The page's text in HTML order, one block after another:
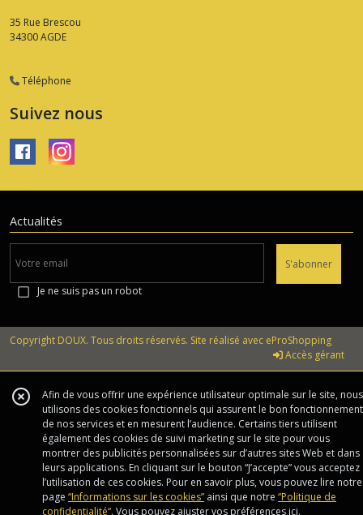
35 Rue Brescou
34300AGDE
Téléphone
Suivez nous
Actualités
S'abonner
Je ne suis pas un robot
Copyright DOUX. Tous droits réservés. Site réalisé avec eProShopping
Accès gérant
Afin de vous offrir une expérience utilisateur optimale sur le site, nous
utilisons des cookies fonctionnels qui assurent le bon fonctionnement
de nos services et en mesurent l’audience. Certains tiers utilisent
également des cookies de suivi marketing sur le site pour vous
montrer des publicités personnalisées sur d’autres sites Web et dans
leurs applications. En cliquant sur le bouton “J’accepte” vous acceptez
l’utilisation de ces cookies. Pour en savoir plus, vous pouvez lire notre
page “Informations sur les cookies” ainsi que notre “Politique de
confidentialité“. Vous pouvez ajuster vos préférences ici.